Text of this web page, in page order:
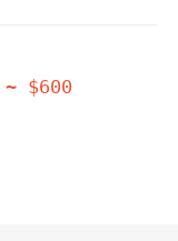
~ $600